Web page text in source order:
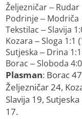
Željezničar –
Podrinje – Modriča
Tekstilac – Slavija
Kozara – Sloga 1:1
Sutjeska – Drina
Borac – Sloboda
Plasman: Borac
Željezničar 24,
Slavija 19,
17.